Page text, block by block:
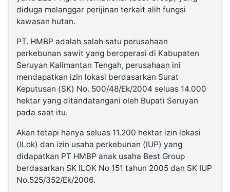
diduga melanggar perijinan terkait alih fungsi
kawasan hutan.
PT. HMBP adalah salah satu perusahaan
perkebunan sawit yang beroperasi di Kabupaten
Seruyan Kalimantan Tengah, perusahaan ini
mendapatkan izin lokasi berdasarkan Surat
Keputusan (SK) No. 500/48/Ek/2004 seluas 14.000
hektar yang ditandatangani oleh Bupati Seruyan
pada saat itu.
Akan tetapi hanya seluas 11.200 hektar izin lokasi
(ILok) dan izin usaha perkebunan (IUP) yang
didapatkan PT HMBP anak usaha Best Group
berdasarkan SK ILOK No 151 tahun 2005 dan SK IUP
No.525/352/Ek/2006.